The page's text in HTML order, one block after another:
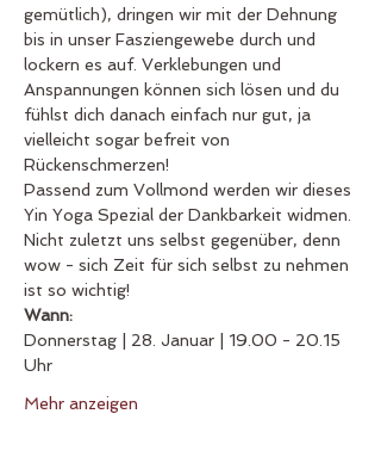
gemütlich), dringen wir mit der Dehnung
bis in unser Fasziengewebe durch und
lockern es auf. Verklebungen und
Anspannungen können sich lösen und du
fühlst dich danach einfach nur gut, ja
vielleicht sogar befreit von
Rückenschmerzen!
Passend zum Vollmond werden wir dieses
Yin Yoga Spezial der Dankbarkeit widmen.
Nicht zuletzt uns selbst gegenüber, denn
wow - sich Zeit für sich selbst zu nehmen
ist so wichtig!
Wann:
Donnerstag | 28. Januar | 19.00 - 20.15
Uhr
Mehr anzeigen